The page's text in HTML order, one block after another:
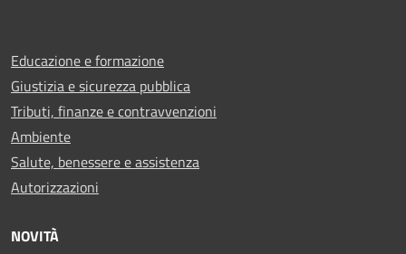
Educazione e formazione
Giustizia e sicurezza pubblica
Tributi, finanze e contravvenzioni
Ambiente
Salute, benessere e assistenza
Autorizzazioni
NOVITÀ